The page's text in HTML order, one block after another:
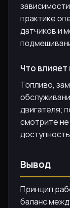
практике
датчиков и
Что
Топливо,
двигателя;
смотрите не
Вывод
Принцип
баланс